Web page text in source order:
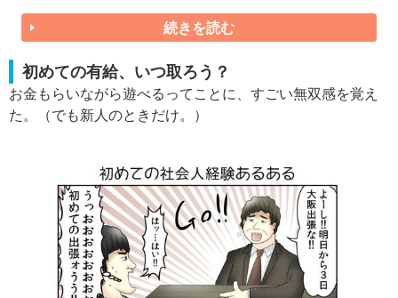
続きを読む
初めての有給、いつ取ろう？
お金もらいながら遊べるってことに、すごい無双感を覚え
た。（でも新人のときだけ。）